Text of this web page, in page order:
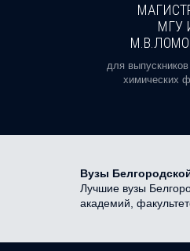
МГУ
для
химических
Вузы
Лучшие вузы
академий,